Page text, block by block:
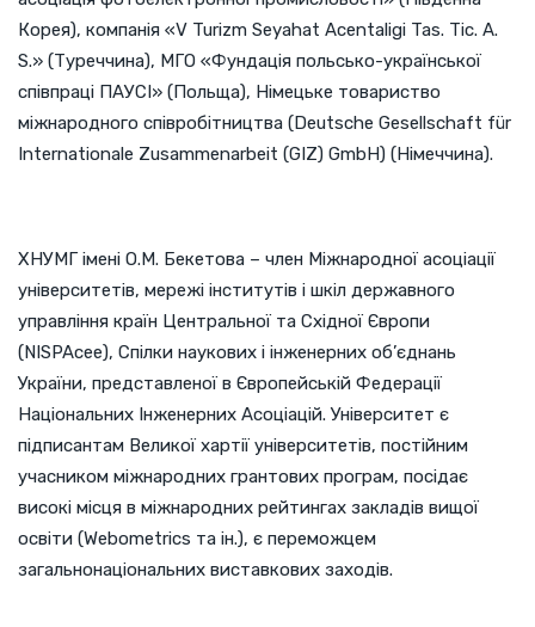
Корея), компанія «V Turizm Seyahat Acentaligi Tas. Tic. A.
S.» (Туреччина), МГО «Фундація польсько-української
співпраці ПАУСІ» (Польща), Німецьке товариство
міжнародного співробітництва (Deutsche Gesellschaft für
Internationale Zusammenarbeit (GIZ) GmbH) (Німеччина).
ХНУМГ імені О.М. Бекетова – член Міжнародної асоціації
університетів, мережі інститутів і шкіл державного
управління країн Центральної та Східної Європи
(NISPAcee), Спілки наукових і інженерних об’єднань
України, представленої в Європейській Федерації
Національних Інженерних Асоціацій. Університет є
підписантам Великої хартії університетів, постійним
учасником міжнародних грантових програм, посідає
високі місця в міжнародних рейтингах закладів вищої
освіти (Webometrics та ін.), є переможцем
загальнонаціональних виставкових заходів.